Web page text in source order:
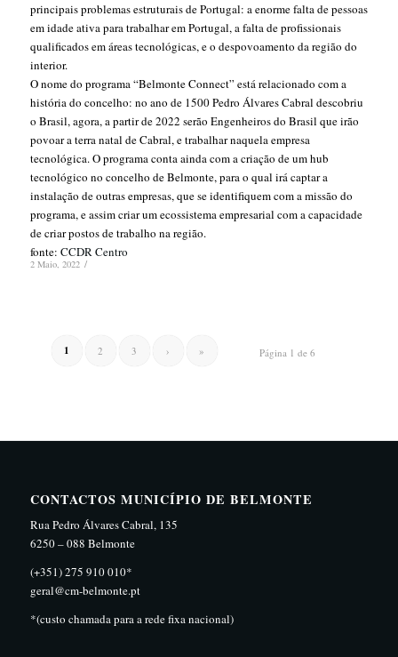
principais problemas estruturais de Portugal: a enorme falta de pessoas
em idade ativa para trabalhar em Portugal, a falta de profissionais
qualificados em áreas tecnológicas, e o despovoamento da região do
interior.
O nome do programa “Belmonte Connect” está relacionado com a
história do concelho: no ano de 1500 Pedro Álvares Cabral descobriu
o Brasil, agora, a partir de 2022 serão Engenheiros do Brasil que irão
povoar a terra natal de Cabral, e trabalhar naquela empresa
tecnológica. O programa conta ainda com a criação de um hub
tecnológico no concelho de Belmonte, para o qual irá captar a
instalação de outras empresas, que se identifiquem com a missão do
programa, e assim criar um ecossistema empresarial com a capacidade
de criar postos de trabalho na região.
fonte: CCDR Centro
2 Maio, 2022 /
Página 1 de 6
1 2 3 › »
CONTACTOS MUNICÍPIO DE BELMONTE
Rua Pedro Álvares Cabral, 135
6250 – 088 Belmonte
(+351) 275 910 010*
geral@cm-belmonte.pt
*(custo chamada para a rede fixa nacional)